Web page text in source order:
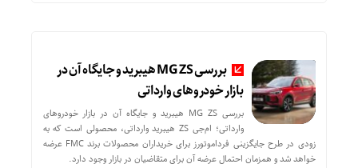
بررسی MG ZS هیبرید و جایگاه آن در
بازار خودروهای وارداتی
بررسی MG ZS هیبرید و جایگاه آن در بازار خودروهای
وارداتی؛ ام‌جی ZS هیبرید وارداتی، محصولی است که به
زودی در طرح جایگزینی فرداموتورز برای خریداران محصولات برند FMC عرضه
خواهد شد و همزمان احتمال عرضه آن برای متقاضیان در بازار وجود دارد.